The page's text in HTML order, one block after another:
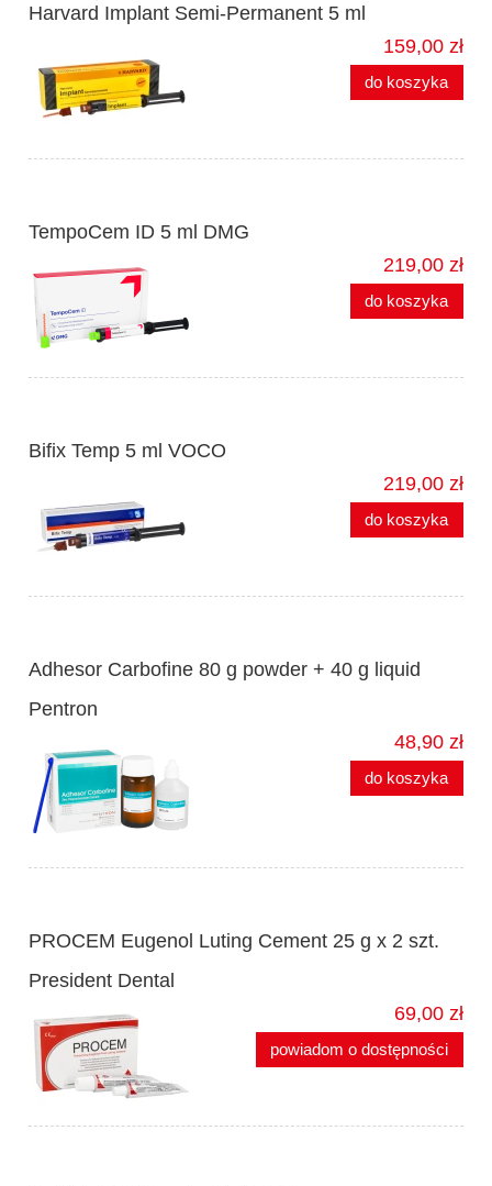
Harvard Implant Semi-Permanent 5 ml
159,00 zł
do koszyka
TempoCem ID 5 ml DMG
219,00 zł
do koszyka
Bifix Temp 5 ml VOCO
219,00 zł
do koszyka
Adhesor Carbofine 80 g powder + 40 g liquid
Pentron
48,90 zł
do koszyka
PROCEM Eugenol Luting Cement 25 g x 2 szt.
President Dental
69,00 zł
powiadom o dostępności